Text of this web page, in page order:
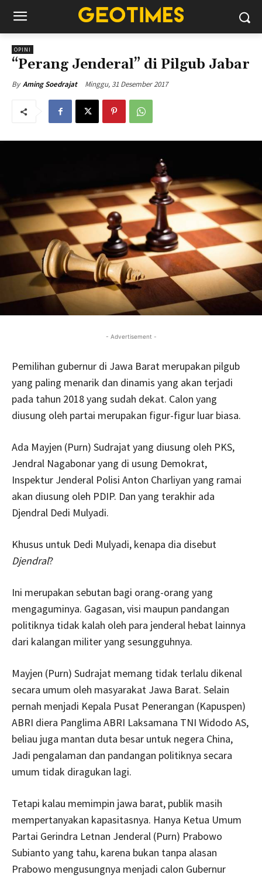
OPINI
“Perang Jenderal” di Pilgub Jabar
By Aming Soedrajat Minggu, 31 Desember 2017
- Advertisement -
Pemilihan gubernur di Jawa Barat merupakan pilgub
yang paling menarik dan dinamis yang akan terjadi
pada tahun 2018 yang sudah dekat. Calon yang
diusung oleh partai merupakan figur-figur luar biasa.
Ada Mayjen (Purn) Sudrajat yang diusung oleh PKS,
Jendral Nagabonar yang di usung Demokrat,
Inspektur Jenderal Polisi Anton Charliyan yang ramai
akan diusung oleh PDIP. Dan yang terakhir ada
Djendral Dedi Mulyadi.
Khusus untuk Dedi Mulyadi, kenapa dia disebut
Djendral?
Ini merupakan sebutan bagi orang-orang yang
mengaguminya. Gagasan, visi maupun pandangan
politiknya tidak kalah oleh para jenderal hebat lainnya
dari kalangan militer yang sesungguhnya.
Mayjen (Purn) Sudrajat memang tidak terlalu dikenal
secara umum oleh masyarakat Jawa Barat. Selain
pernah menjadi Kepala Pusat Penerangan (Kapuspen)
ABRI diera Panglima ABRI Laksamana TNI Widodo AS,
beliau juga mantan duta besar untuk negera China,
Jadi pengalaman dan pandangan politiknya secara
umum tidak diragukan lagi.
Tetapi kalau memimpin jawa barat, publik masih
mempertanyakan kapasitasnya. Hanya Ketua Umum
Partai Gerindra Letnan Jenderal (Purn) Prabowo
Subianto yang tahu, karena bukan tanpa alasan
Prabowo mengusungnya menjadi calon Gubernur